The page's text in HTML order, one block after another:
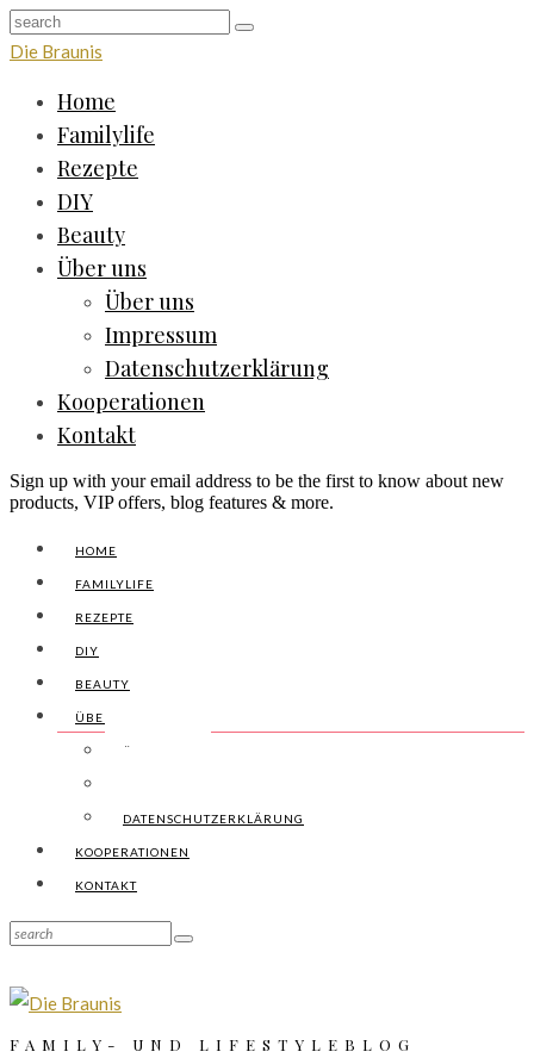
Die Braunis
Home
Familylife
Rezepte
DIY
Beauty
Über uns
Über uns
Impressum
Datenschutzerklärung
Kooperationen
Kontakt
Sign up with your email address to be the first to know about new
products, VIP offers, blog features & more.
HOME
FAMILYLIFE
REZEPTE
DIY
BEAUTY
ÜBER UNS
ÜBER UNS
DATENSCHUTZERKLÄRUNG
KOOPERATIONEN
KONTAKT
FAMILY- UND LIFESTYLEBLOG